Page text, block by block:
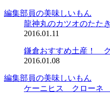
編集部員の美味しいもん
龍神丸のカツオのたたき
2016.01.11
鎌倉おすすめ土産！
2016.01.08
編集部員の美味しいもん
ケーニヒス クローネ